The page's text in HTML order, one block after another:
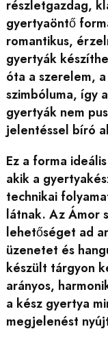
részletgazdag,
gyertyaöntő
romantikus,
gyertyák
óta a szerelem,
szimbóluma, így
gyertyák nem
jelentéssel bíró
Ez a forma
akik a
technikai
látnak. Az Ámor
lehetőséget ad
üzenetet és
készült tárgyon
arányos,
a kész gyertya
megjelenést